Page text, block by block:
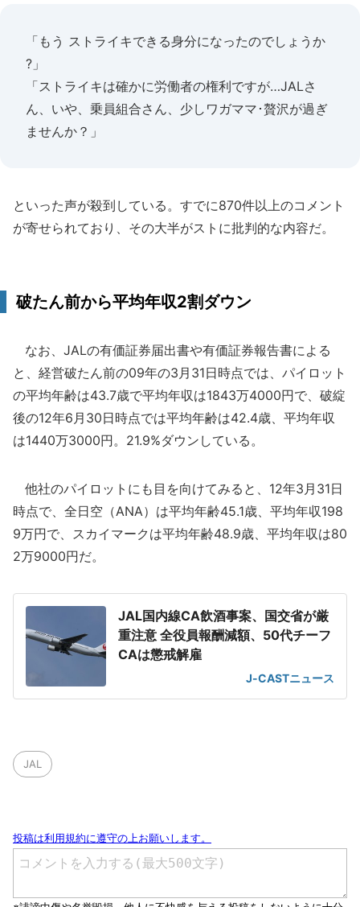
「もう ストライキできる身分になったのでしょうか
?」
「ストライキは確かに労働者の権利ですが…JALさ
ん、いや、乗員組合さん、少しワガママ･贅沢が過ぎ
ませんか？」
といった声が殺到している。すでに870件以上のコメント
が寄せられており、その大半がストに批判的な内容だ。
破たん前から平均年収2割ダウン
なお、JALの有価証券届出書や有価証券報告書による
と、経営破たん前の09年の3月31日時点では、パイロット
の平均年齢は43.7歳で平均年収は1843万4000円で、破綻
後の12年6月30日時点では平均年齢は42.4歳、平均年収
は1440万3000円。21.9%ダウンしている。
他社のパイロットにも目を向けてみると、12年3月31日
時点で、全日空（ANA）は平均年齢45.1歳、平均年収198
9万円で、スカイマークは平均年齢48.9歳、平均年収は80
2万9000円だ。
JAL国内線CA飲酒事案、国交省が厳
重注意 全役員報酬減額、50代チーフ
CAは懲戒解雇
J-CASTニュース
JAL